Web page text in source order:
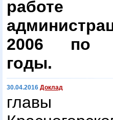
работе
2006 по
годы.
30.04.2016 Доклад
главы